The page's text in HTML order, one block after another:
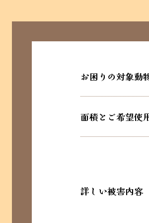
お困りの対象動
面積とご希望使
詳しい被害内容